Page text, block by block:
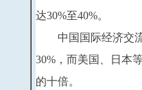
达30%至40%。
中国国际经济交流
30% ，而美国、日本
的十倍。